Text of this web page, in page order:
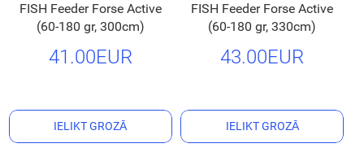
FISH Feeder Forse Active
(60-180 gr, 300cm)
41.00EUR
IELIKT GROZĀ
FISH Feeder Forse Active
(60-180 gr, 330cm)
43.00EUR
IELIKT GROZĀ